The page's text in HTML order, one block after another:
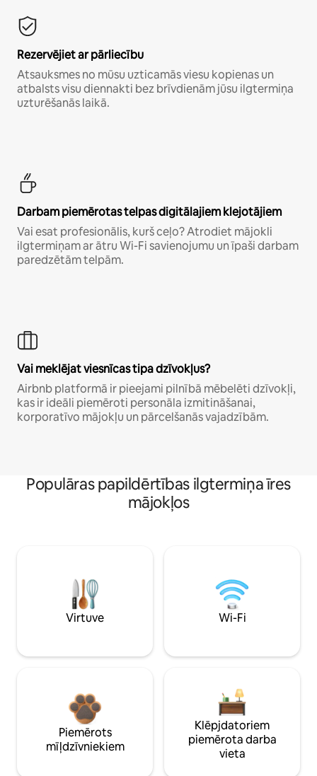
Rezervējiet ar pārliecību
Atsauksmes no mūsu uzticamās viesu kopienas un
atbalsts visu diennakti bez brīvdienām jūsu ilgtermiņa
uzturēšanās laikā.
Darbam piemērotas telpas digitālajiem klejotājiem
Vai esat profesionālis, kurš ceļo? Atrodiet mājokli
ilgtermiņam ar ātru Wi-Fi savienojumu un īpaši darbam
paredzētām telpām.
Vai meklējat viesnīcas tipa dzīvokļus?
Airbnb platformā ir pieejami pilnībā mēbelēti dzīvokļi,
kas ir ideāli piemēroti personāla izmitināšanai,
korporatīvo mājokļu un pārcelšanās vajadzībām.
Populāras papildērtības ilgtermiņa īres
mājokļos
Virtuve Wi-Fi
Piemērots
mīļdzīvniekiem
Klēpjdatoriem
piemērota darba
vieta